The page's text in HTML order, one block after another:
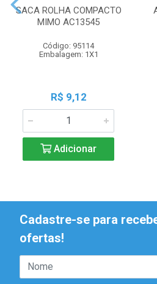
SACA ROLHA COMPACTO
MIMO AC13545
Código: 95114
Embalagem: 1X1
R$ 9,12
Adicionar
Cadastre-se para
ofertas!